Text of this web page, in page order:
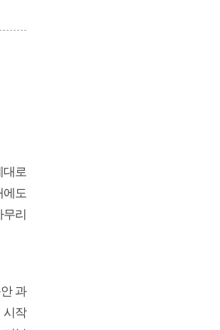
대로
에도
무리
과
시작